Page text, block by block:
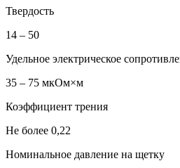
Твердость
14 – 50
Удельное электрическое
35 – 75 мкОм×м
Коэффициент трения
Не более 0,22
Номинальное давление на щетку